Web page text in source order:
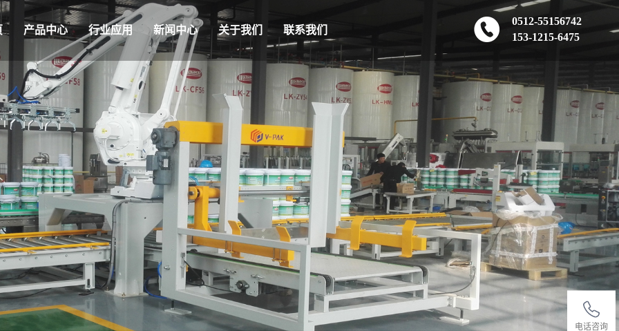
产品中心 行业应用 新闻中心 关于我们 联系我们
0512-55156742
153-1215-6475
电话咨询